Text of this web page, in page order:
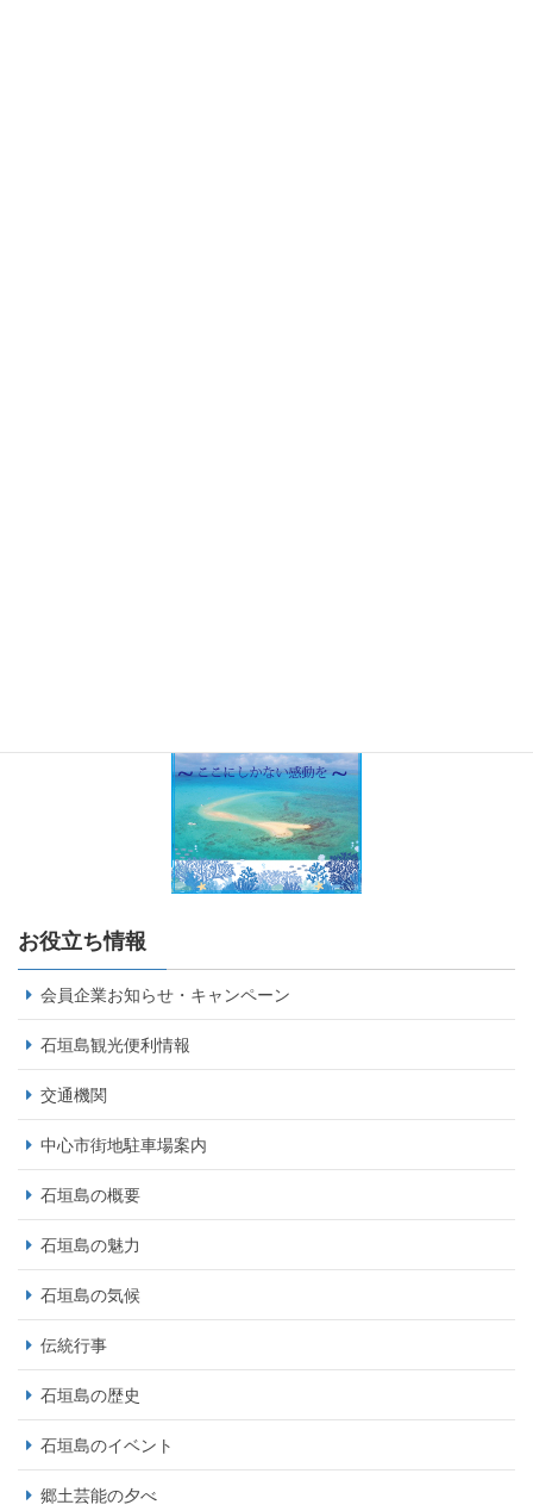
お役立ち情報
会員企業お知らせ・キャンペーン
石垣島観光便利情報
交通機関
中心市街地駐車場案内
石垣島の概要
石垣島の魅力
石垣島の気候
伝統行事
石垣島の歴史
石垣島のイベント
郷土芸能の夕べ